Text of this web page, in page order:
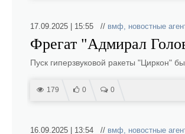
17.09.2025 | 15:55 // вмф, новостные
Фрегат "Адмирал
Пуск гиперзвуковой ракеты "Циркон"
179 0 0
16.09.2025 | 13:54 // вмф, новостные